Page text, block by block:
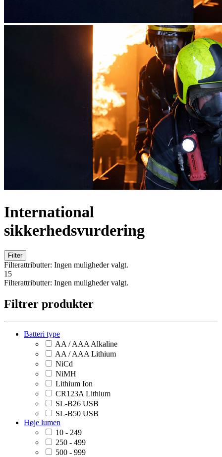
International
sikkerhedsvurdering
Filter
Filterattributter: Ingen muligheder valgt.
15
Filterattributter: Ingen muligheder valgt.
Filtrer produkter
Batteri type
AA / AAA Alkaline
AA / AAA Lithium
NiCd
NiMH
Lithium Ion
CR123A Lithium
SL-B26 USB
SL-B50 USB
Høje lumen
10 - 249
250 - 499
500 - 999